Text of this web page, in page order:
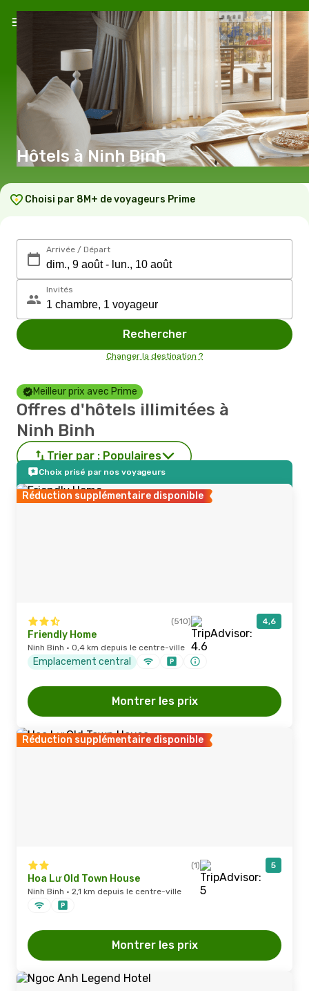
Hôtels à Ninh Binh
Choisi par 8M+ de voyageurs Prime
Arrivée / Départ
Invités
Rechercher
Changer la destination ?
Meilleur prix avec Prime
Offres d'hôtels illimitées à
Ninh Binh
Trier par : Populaires
Choix prisé par nos voyageurs
Réduction supplémentaire disponible
(510) 4,6
Friendly Home
Ninh Binh · 0,4 km depuis le centre-ville
Emplacement central
Montrer les prix
Réduction supplémentaire disponible
(1) 5
Hoa Lư Old Town House
Ninh Binh · 2,1 km depuis le centre-ville
Montrer les prix